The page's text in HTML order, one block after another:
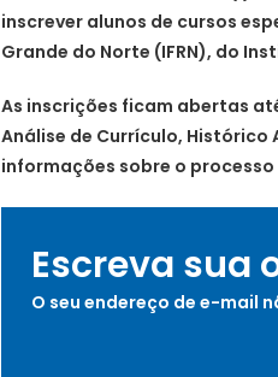
inscrever alunos de cursos
Grande do Norte (IFRN), do
As inscrições ficam abertas
Análise de Currículo, Histórico
informações sobre o
Escreva sua
O seu endereço de e-mail